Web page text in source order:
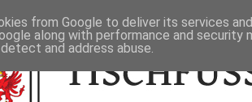
from Google to deliver its services
along with performance and
and address abuse.